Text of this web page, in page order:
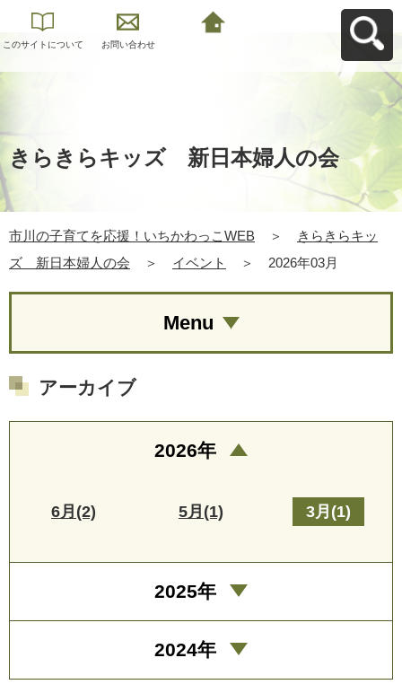
このサイトについて お問い合わせ
きらきらキッズ 新日本婦人の会
市川の子育てを応援！いちかわっこWEB ＞
きらきらキッ
ズ 新日本婦人の会
＞ イベント ＞ 2026年03月
Menu
アーカイブ
2026年
6月(2) 5月(1) 3月(1)
2025年
2024年